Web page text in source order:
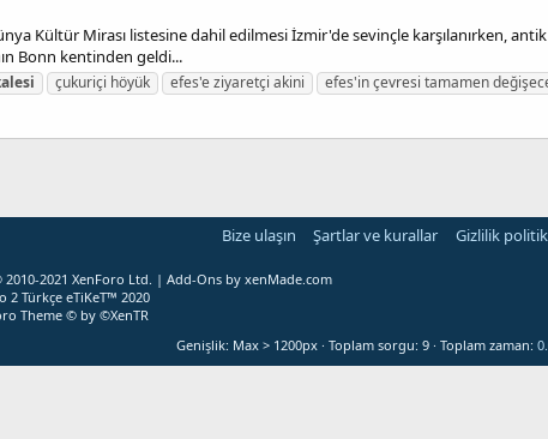
Kültür Mirası listesine dahil edilmesi İzmir'de sevinçle karşılanırken,
Bonn kentinden geldi...
çukuriçi höyük efes'e ziyaretçi akini efes'in çevresi tamamen
Bize ulaşın Şartlar ve kurallar Gizlilik
2010-2021 XenForo Ltd. | Add-Onsby xenMade.com
2 Türkçe eTiKeT™ 2020
Theme© by ©XenTR
Genişlik
Toplam sorgu 9 Toplam zaman